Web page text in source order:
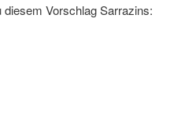
Vorschlag Sarrazins: